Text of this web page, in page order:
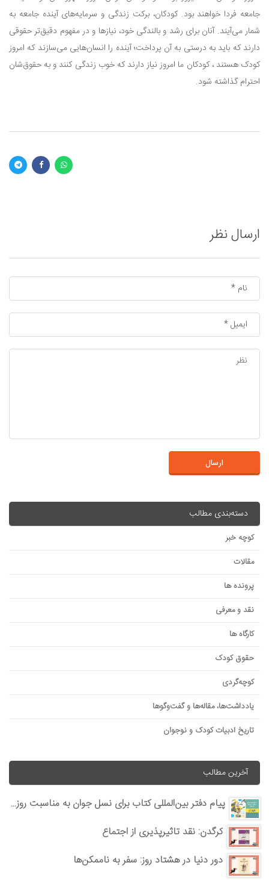
جامعه فردا خواهند بود. کودکان، برکت زندگی و سرمایه‌های آینده جامعه به
شمار می‌آیند. آنان برای رشد و بالندگی خود، نیازها و در مفهوم دقیق‌تر حقوقی
دارند که باید به درستی به آن پرداخت؛ آینده را انسان‌هایی می‌سازند که امروز
کودک‌ هستند ، کودکان ما امروز نیاز دارند که خوب زندگی کنند و به حقوق‌شان
احترام گذاشته شود.
ارسال نظر
ارسال
دسته‌بندی مطالب
کوچه خبر
مقالات
پرونده ها
نقد و معرفی
کارگاه ها
حقوق کودک
کوچه‌گردی
یادداشت‌ها، مقاله‌ها و گفت‌وگوها
تاریخ ادبیات کودک و نوجوان
آخرین مطالب
پیام دفتر بین‌المللی کتاب برای نسل جوان به مناسبت روز جهانی کتاب کودک
کرگدن: نقد تاثیرپذیری از اجتماع
دور دنیا در هشتاد روز: سفر به ناممکن‌ها